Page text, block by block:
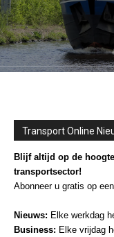
Transport Online
Blijf altijd op de
transportsector!
Abonneer u gratis op
Nieuws: Elke werkdag
Business: Elke vrijdag